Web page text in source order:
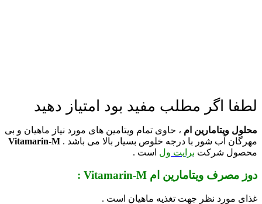
لطفا اگر مطلب مفید بود امتیاز دهید
محلول ویتامارین ام ، حاوی تمام ویتامین های مورد نیاز ماهیان و بی
مهرگان آب شور با درجه خلوص بسیار بالا می باشد . Vitamarin-M
محصول شرکت برایت ول است .
دوز مصرف ویتامارین ام Vitamarin-M :
غذای مورد نظر جهت تغذیه ماهیان است .